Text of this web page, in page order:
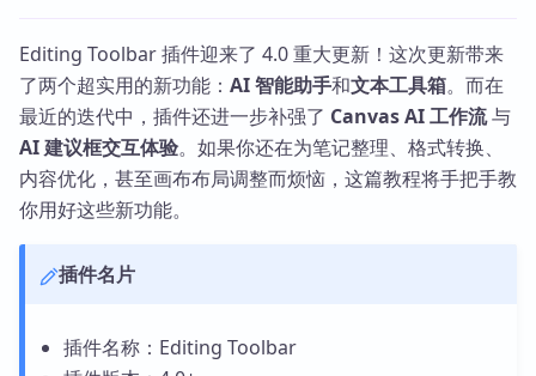
Editing Toolbar 插件迎来了 4.0 重大更新！这次更新带来
了两个超实用的新功能： AI 智能助手和文本工具箱。而在
最近的迭代中，插件还进一步补强了 Canvas AI 工作流与
AI 建议框交互体验。如果你还在为笔记整理、格式转换、
内容优化，甚至画布布局调整而烦恼，这篇教程将手把手教
你用好这些新功能。
插件名片
插件名称：Editing Toolbar